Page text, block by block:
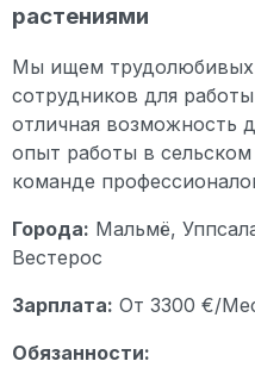
растениями
Мы ищем трудолюбивых
сотрудников для
отличная возможность
опыт работы в сельском
команде
Города: Мальмё,
Вестерос
Зарплата: От 3300 €/
Обязанности: